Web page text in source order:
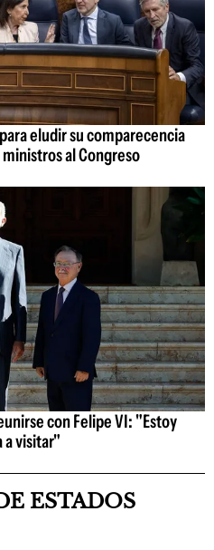
eludir su comparecencia
al Congreso
con Felipe VI: "Estoy
a visitar"
ESTADOS